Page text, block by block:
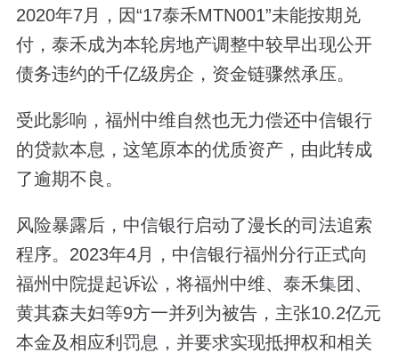
2020年7月，因“17泰禾MTN001”未能按期兑
付，泰禾成为本轮房地产调整中较早出现公开
债务违约的千亿级房企，资金链骤然承压。
受此影响，福州中维自然也无力偿还中信银行
的贷款本息，这笔原本的优质资产，由此转成
了逾期不良。
风险暴露后，中信银行启动了漫长的司法追索
程序。2023年4月，中信银行福州分行正式向
福州中院提起诉讼，将福州中维、泰禾集团、
黄其森夫妇等9方一并列为被告，主张10.2亿元
本金及相应利罚息，并要求实现抵押权和相关